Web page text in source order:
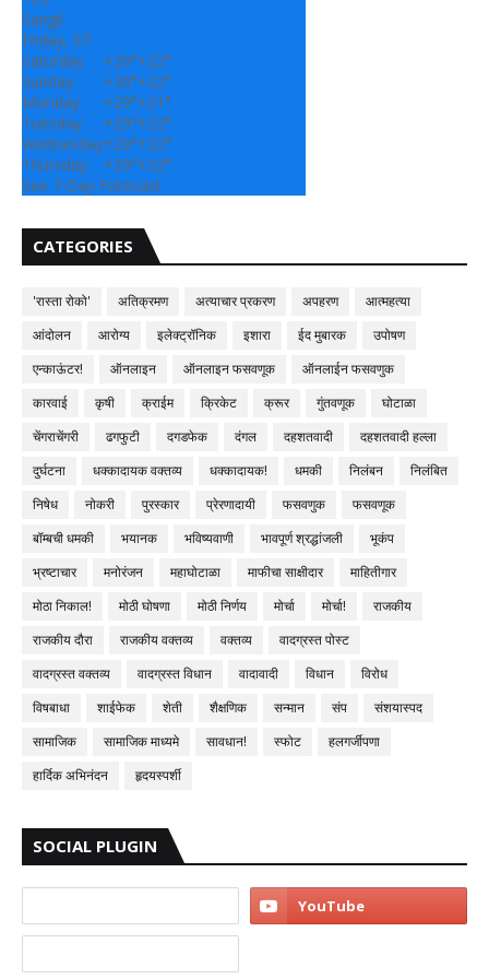
Sangli
Friday, 07
Saturday
+29°+22°
Sunday
+30°+22°
Monday
+29°+21°
Tuesday
+29°+22°
Wednesday+29°+22°
Thursday
+29°+22°
See 7-Day Forecast
CATEGORIES
'रास्ता रोको' अतिक्रमण अत्याचार प्रकरण अपहरण
आत्महत्या
आंदोलन
आरोग्य इलेक्ट्रॉनिक इशारा ईद मुबारक
उपोषण
एन्काऊंटर!
ऑनलाइन ऑनलाइन फसवणूक
ऑनलाईन फसवणुक
कारवाई
कृषी क्राईम क्रिकेट क्रूर गुंतवणूक
घोटाळा
चेंगराचेंगरी
ढगफुटी दगडफेक दंगल दहशतवादी
दहशतवादी हल्ला
दुर्घटना
धक्कादायक वक्तव्य धक्कादायक! धमकी निलंबन
निलंबित
निषेध
नोकरी पुरस्कार प्रेरणादायी फसवणुक
फसवणूक
बॉम्बची धमकी
भयानक भविष्यवाणी भावपूर्ण श्रद्धांजली
भूकंप
भ्रष्टाचार
मनोरंजन महाघोटाळा माफीचा साक्षीदार
माहितीगार
मोठा निकाल!
मोठी घोषणा मोठी निर्णय मोर्चा मोर्चा!
राजकीय
राजकीय दौरा
राजकीय वक्तव्य वक्तव्य
वादग्रस्त पोस्ट
वादग्रस्त वक्तव्य
वादग्रस्त विधान वादावादी विधान
विरोध
विषबाधा
शाईफेक शेती शैक्षणिक सन्मान संप
संशयास्पद
सामाजिक
सामाजिक माध्यमे सावधान! स्फोट
हलगर्जीपणा
हार्दिक अभिनंदन
हृदयस्पर्शी
SOCIAL PLUGIN